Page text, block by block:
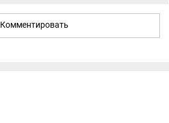
Комментировать